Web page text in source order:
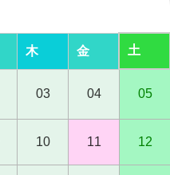
木 金 土
03 04 05
10 11 12